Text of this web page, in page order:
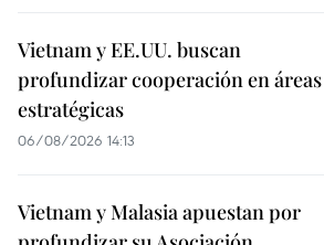
Vietnam y EE.UU. buscan
profundizar cooperación en áreas
estratégicas
06/08/2026 14:13
Vietnam y Malasia apuestan por